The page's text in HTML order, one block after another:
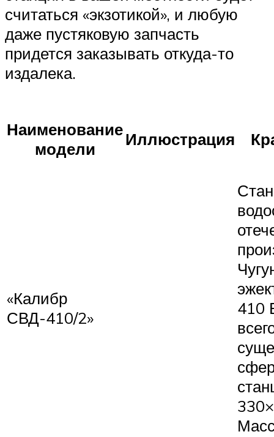
считаться «экзотикой», и любую
даже пустяковую запчасть
придется заказывать откуда-то
издалека.
Наименование
модели
Иллюстрация
«Калибр
СВД-410/2»
410